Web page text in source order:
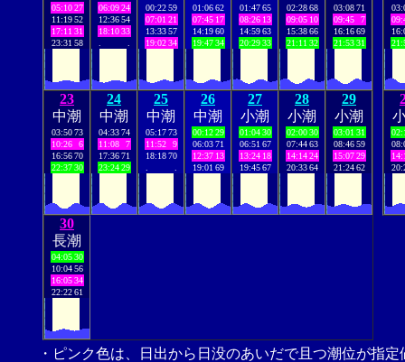
05:10 27
11:19 52
17:11 31
23:31 58
06:09 24
12:36 54
18:10 33
00:22 59
07:01 21
13:33 57
19:02 34
01:06 62
07:45 17
14:19 60
19:47 34
01:47 65
08:26 13
14:59 63
20:29 33
02:28 68
09:05 10
15:38 66
21:11 32
03:08 71
09:45
7
16:16 69
21:53 31
23
中潮
03:50 73
10:26
6
16:56 70
22:37 30
24
中潮
04:33 74
11:08
7
17:36 71
23:24 29
25
中潮
05:17 73
11:52
9
18:18 70
26
中潮
00:12 29
06:03 71
12:37 13
19:01 69
27
小潮
01:04 30
06:51 67
13:24 18
19:45 67
28
小潮
02:00 30
07:44 63
14:14 24
20:33 64
29
小潮
03:01 31
08:46 59
15:07 29
21:24 62
30
長潮
04:05 30
10:04 56
16:05 34
22:22 61
・ピンク色は、日出から日没のあいだで且つ潮位が指